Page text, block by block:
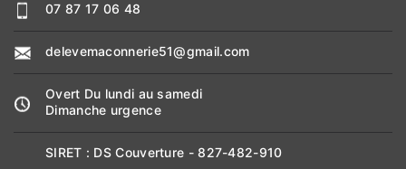
07 87 17 06 48
delevemaconnerie51@gmail.com
Overt Du lundi au samedi
Dimanche urgence
SIRET : DS Couverture - 827-482-910